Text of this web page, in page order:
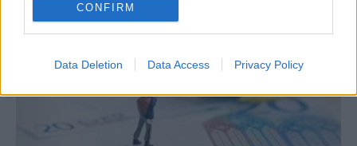
CONFIRM
Data Deletion Data Access Privacy Policy